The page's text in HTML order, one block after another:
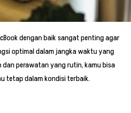
dengan baik sangat penting agar
optimal dalam jangka waktu yang
dan perawatan yang rutin, kamu bisa
tetap dalam kondisi terbaik.